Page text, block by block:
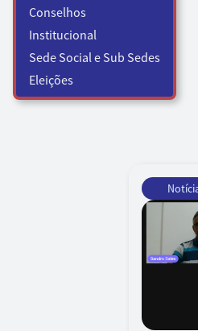
Conselhos
Institucional
Sede Social e Sub Sedes
Eleições